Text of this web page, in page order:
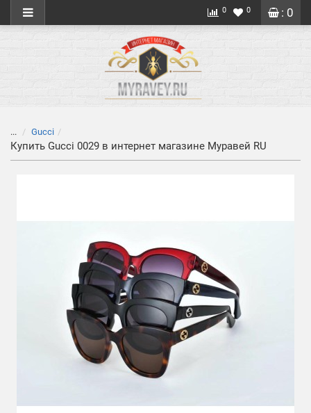
: 0
0 0
... Gucci
Купить Gucci 0029 в интернет магазине Муравей RU